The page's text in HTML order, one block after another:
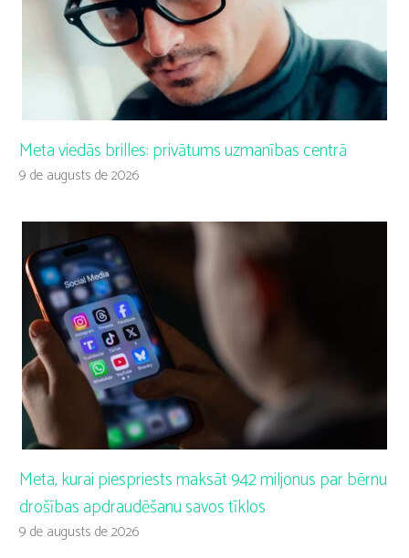
Meta viedās brilles: privātums uzmanības centrā
9 de augusts de 2026
Meta, kurai piespriests maksāt 942 miljonus par bērnu
drošības apdraudēšanu savos tīklos
9 de augusts de 2026